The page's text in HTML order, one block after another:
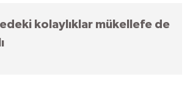
kolaylıklar mükellefe de